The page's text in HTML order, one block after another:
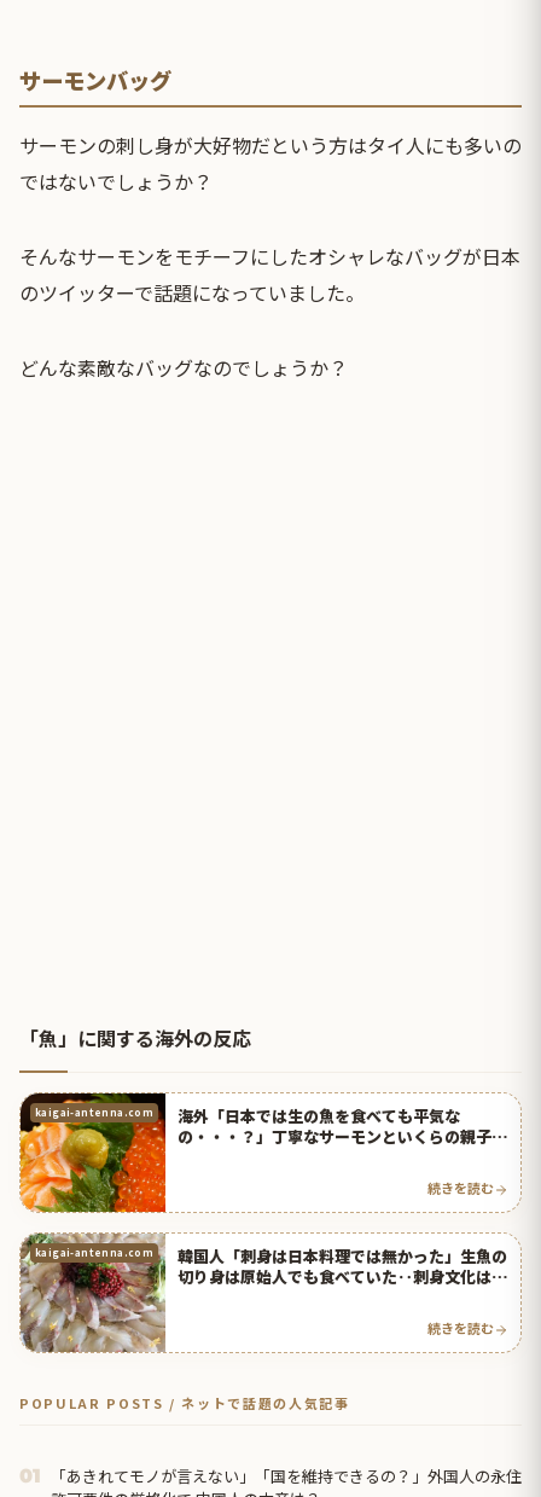
サーモンバッグ
サーモンの刺し身が大好物だという方はタイ人にも多いの
ではないでしょうか？
そんなサーモンをモチーフにしたオシャレなバッグが日本
のツイッターで話題になっていました。
どんな素敵なバッグなのでしょうか？
「魚」に関する海外の反応
kaigai-antenna.com
海外「日本では生の魚を食べても平気な
の・・・？」丁寧なサーモンといくらの親子丼
続きを読む
kaigai-antenna.com
韓国人「刺身は日本料理では無かった」生魚の
切り身は原始人でも食べていた‥刺身文化は中
続きを読む
POPULAR POSTS / ネットで話題の人気記事
01
「あきれてモノが言えない」「国を維持できるの？」外国人の永住